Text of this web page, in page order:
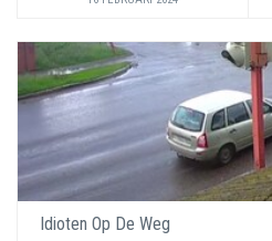
Idioten Op De Weg